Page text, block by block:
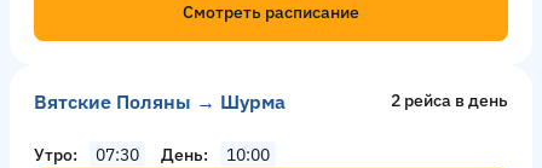
Смотреть расписание
Вятские Поляны → Шурма 2 рейсa в день
Утро 07:30 День
10:00